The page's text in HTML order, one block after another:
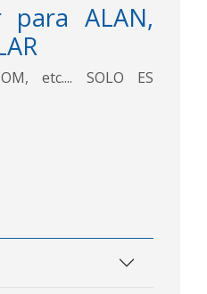
para ALAN,
etc.... SOLO ES